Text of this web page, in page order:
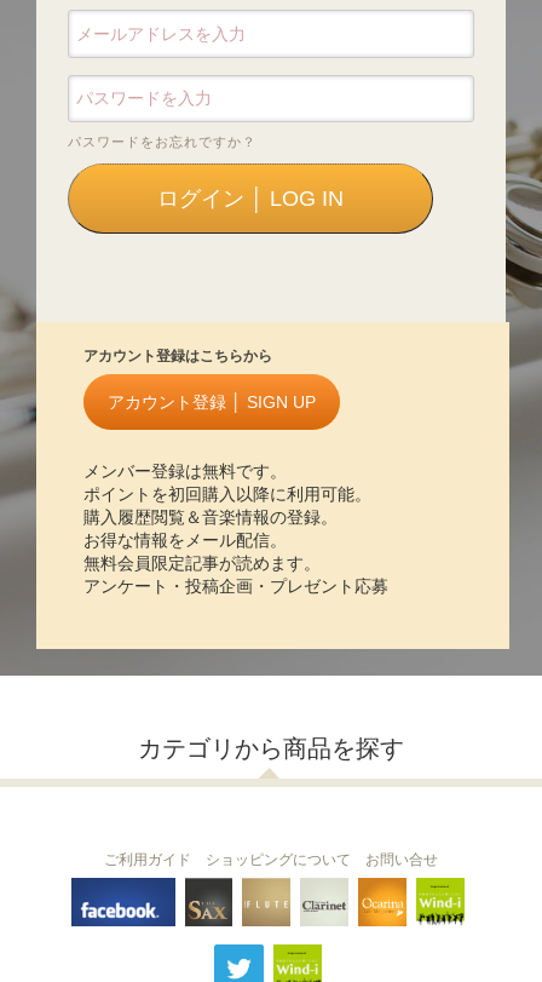
パスワードをお忘れですか？
アカウント登録はこちらから
アカウント登録 │ SIGN UP
メンバー登録は無料です。
ポイントを初回購入以降に利用可能。
購入履歴閲覧＆音楽情報の登録。
お得な情報をメール配信。
無料会員限定記事が読めます。
アンケート・投稿企画・プレゼント応募
カテゴリから商品を探す
THE SAX The Clarinet
ご利用ガイド ショッピングについて お問い合せ